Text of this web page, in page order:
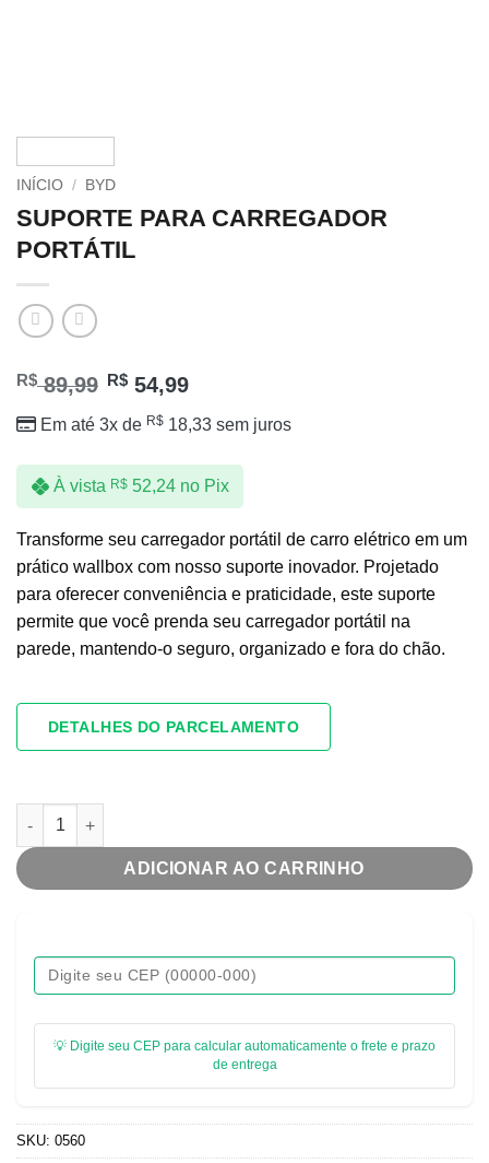
INÍCIO / BYD
SUPORTE PARA CARREGADOR
PORTÁTIL
R$89,99 R$ 54,99
Em até 3x de R$ 18,33 sem juros
À vista R$52,24 no Pix
Transforme seu carregador portátil de carro elétrico em um
prático wallbox com nosso suporte inovador. Projetado
para oferecer conveniência e praticidade, este suporte
permite que você prenda seu carregador portátil na
parede, mantendo-o seguro, organizado e fora do chão.
DETALHES DO PARCELAMENTO
SUPORTE PARA CARREGADOR PORTÁTIL quantidade
ADICIONAR AO CARRINHO
💡 Digite seu CEP para calcular automaticamente o frete e prazo
de entrega
SKU: 0560